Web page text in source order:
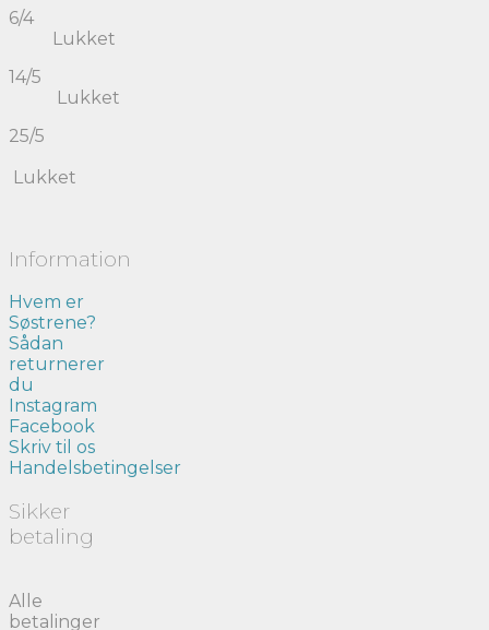
6/4
Lukket
14/5
Lukket
25/5
Lukket
Information
Hvem er
Søstrene?
Sådan
returnerer
du
Instagram
Facebook
Skriv til os
Handelsbetingelser
Sikker
betaling
Alle
betalinger